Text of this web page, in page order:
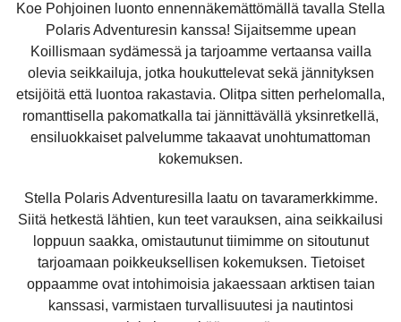
Koe Pohjoinen luonto ennennäkemättömällä tavalla Stella
Polaris Adventuresin kanssa! Sijaitsemme upean
Koillismaan sydämessä ja tarjoamme vertaansa vailla
olevia seikkailuja, jotka houkuttelevat sekä jännityksen
etsijöitä että luontoa rakastavia. Olitpa sitten perhelomalla,
romanttisella pakomatkalla tai jännittävällä yksinretkellä,
ensiluokkaiset palvelumme takaavat unohtumattoman
kokemuksen.
Stella Polaris Adventuresilla laatu on tavaramerkkimme.
Siitä hetkestä lähtien, kun teet varauksen, aina seikkailusi
loppuun saakka, omistautunut tiimimme on sitoutunut
tarjoamaan poikkeuksellisen kokemuksen. Tietoiset
oppaamme ovat intohimoisia jakaessaan arktisen taian
kanssasi, varmistaen turvallisuutesi ja nautintosi